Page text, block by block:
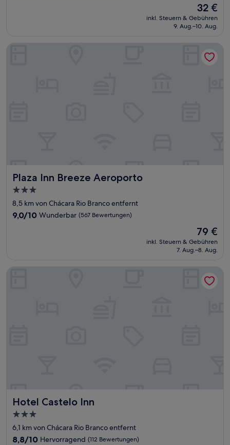
Bewertungen)
Der
Preis
beträgt
32 €
inkl. Steuern & Gebühren
9. Aug.–10. Aug.
Plaza Inn Breeze Aeroporto
Plaza Inn Breeze Aeroporto
3.0-
Sterne-
Unterkunft
8,5 km von Chácara Rio Branco entfernt
9.0
9,0/10 Wunderbar (567 Bewertungen)
Der
Preis
beträgt
79 €
inkl. Steuern & Gebühren
7. Aug.–8. Aug.
Plaza Inn Breeze Aeroporto
Hotel Castelo Inn
Hotel Castelo Inn
3.0-
Sterne-
Unterkunft
6,1 km von Chácara Rio Branco entfernt
8.8
8,8/10 Hervorragend (112 Bewertungen)